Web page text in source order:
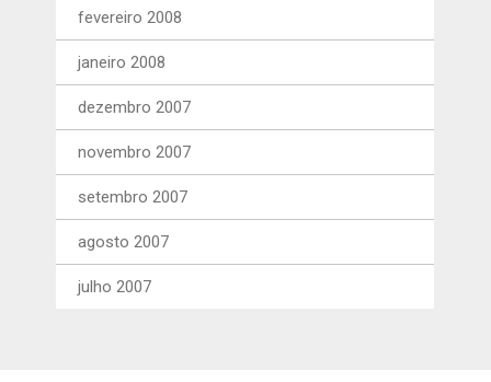
fevereiro 2008
janeiro 2008
dezembro 2007
novembro 2007
setembro 2007
agosto 2007
julho 2007